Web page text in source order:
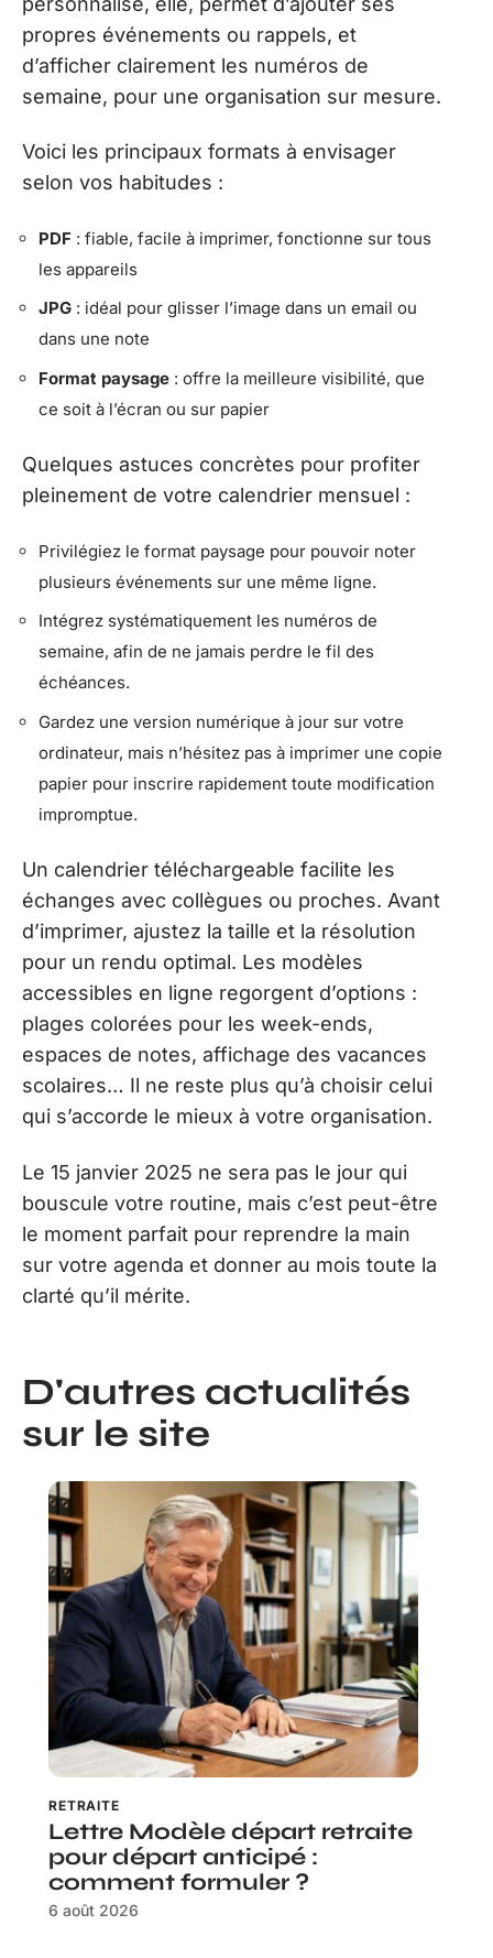
propres événements ou rappels, et
d’afficher clairement les numéros de
semaine, pour une organisation sur mesure.
Voici les principaux formats à envisager
selon vos habitudes :
PDF : fiable, facile à imprimer, fonctionne sur tous
les appareils
JPG : idéal pour glisser l’image dans un email ou
dans une note
Format paysage : offre la meilleure visibilité, que
ce soit à l’écran ou sur papier
Quelques astuces concrètes pour profiter
pleinement de votre calendrier mensuel :
Privilégiez le format paysage pour pouvoir noter
plusieurs événements sur une même ligne.
Intégrez systématiquement les numéros de
semaine, afin de ne jamais perdre le fil des
échéances.
Gardez une version numérique à jour sur votre
ordinateur, mais n’hésitez pas à imprimer une copie
papier pour inscrire rapidement toute modification
impromptue.
Un calendrier téléchargeable facilite les
échanges avec collègues ou proches. Avant
d’imprimer, ajustez la taille et la résolution
pour un rendu optimal. Les modèles
accessibles en ligne regorgent d’options :
plages colorées pour les week-ends,
espaces de notes, affichage des vacances
scolaires… Il ne reste plus qu’à choisir celui
qui s’accorde le mieux à votre organisation.
Le 15 janvier 2025 ne sera pas le jour qui
bouscule votre routine, mais c’est peut-être
le moment parfait pour reprendre la main
sur votre agenda et donner au mois toute la
clarté qu’il mérite.
D'autres actualités
sur le site
RETRAITE
Lettre Modèle départ retraite
pour départ anticipé :
comment formuler ?
6 août 2026